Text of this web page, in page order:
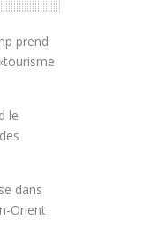
prend
le
dans
Orient